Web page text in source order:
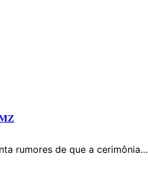
rumores de que a cerimônia…